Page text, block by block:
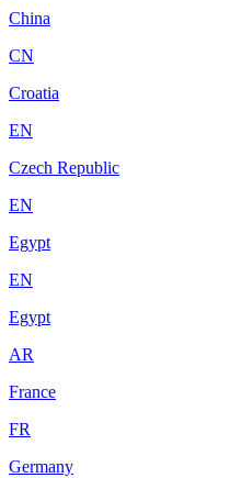
China
CN
Croatia
EN
Czech Republic
EN
Egypt
EN
Egypt
AR
France
FR
Germany